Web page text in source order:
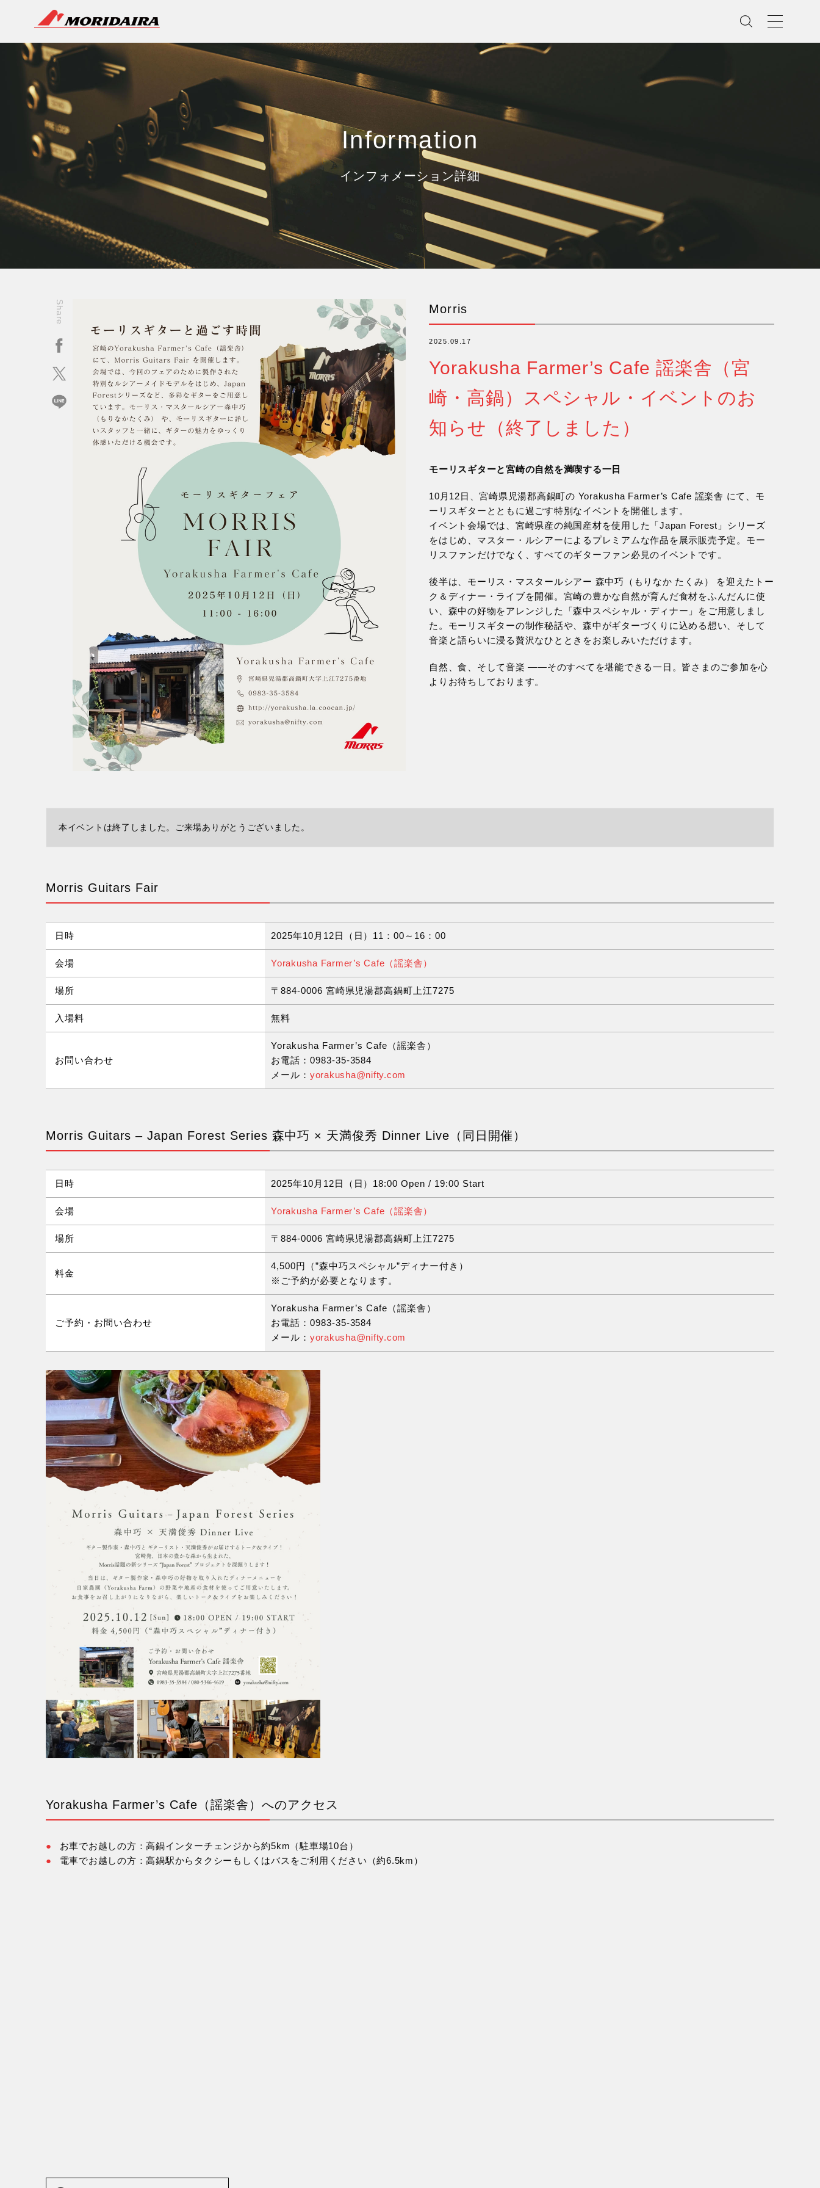
Information
インフォメーション詳細
Share Morris
2025.09.17
Yorakusha Farmer’s Cafe 謡楽舎（宮
崎・高鍋）スペシャル・イベントのお
知らせ（終了しました）
モーリスギターと宮崎の自然を満喫する一日
10月12日、宮崎県児湯郡高鍋町の Yorakusha Farmer’s Cafe 謡楽舎 にて、モ
ーリスギターとともに過ごす特別なイベントを開催します。
イベント会場では、宮崎県産の純国産材を使用した「Japan Forest」シリーズ
をはじめ、マスター・ルシアーによるプレミアムな作品を展示販売予定。モー
リスファンだけでなく、すべてのギターファン必見のイベントです。
後半は、モーリス・マスタールシアー 森中巧（もりなか たくみ） を迎えたトー
ク＆ディナー・ライブを開催。宮崎の豊かな自然が育んだ食材をふんだんに使
い、森中の好物をアレンジした「森中スペシャル・ディナー」をご用意しまし
た。モーリスギターの制作秘話や、森中がギターづくりに込める想い、そして
音楽と語らいに浸る贅沢なひとときをお楽しみいただけます。
自然、食、そして音楽 ――そのすべてを堪能できる一日。皆さまのご参加を心
よりお待ちしております。
本イベントは終了しました。ご来場ありがとうございました。
Morris Guitars Fair
日時 2025年10月12日（日）11：00～16：00
会場 Yorakusha Farmer’s Cafe（謡楽舎）
場所 〒884-0006 宮崎県児湯郡高鍋町上江7275
入場料 無料
お問い合わせ
Yorakusha Farmer’s Cafe（謡楽舎）
お電話：0983-35-3584
メール： yorakusha@nifty.com
Morris Guitars – Japan Forest Series 森中巧 × 天満俊秀 Dinner Live（同日開催）
日時 2025年10月12日（日）18:00 Open / 19:00 Start
会場 Yorakusha Farmer’s Cafe（謡楽舎）
場所 〒884-0006 宮崎県児湯郡高鍋町上江7275
料金
4,500円（”森中巧スペシャル”ディナー付き）
※ご予約が必要となります。
ご予約・お問い合わせ
Yorakusha Farmer’s Cafe（謡楽舎）
お電話：0983-35-3584
メール： yorakusha@nifty.com
Yorakusha Farmer’s Cafe（謡楽舎）へのアクセス
お車でお越しの方：高鍋インターチェンジから約5km（駐車場10台）
電車でお越しの方：高鍋駅からタクシーもしくはバスをご利用ください（約6.5km）